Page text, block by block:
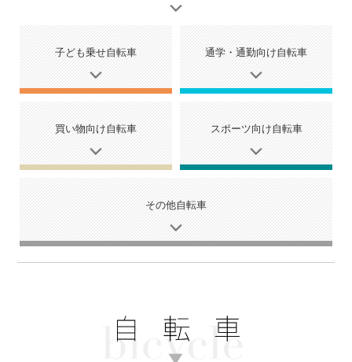
子ども乗せ自転車 通学・通勤向け自転車
買い物向け自転車 スポーツ向け自転車
その他自転車